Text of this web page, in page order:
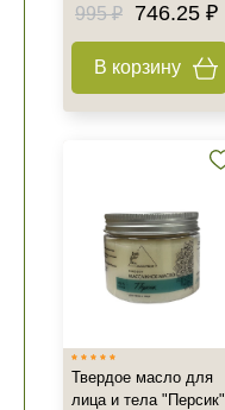
995 ₽
746.25 ₽
В корзину
Твердое масло для
лица и тела "Персик"